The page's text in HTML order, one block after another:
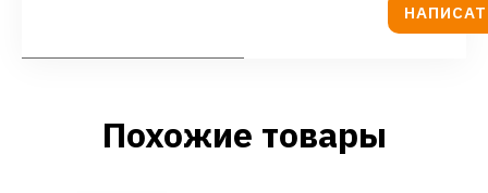
Похожие товары